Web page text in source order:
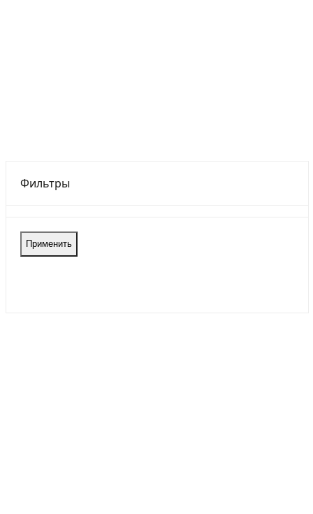
Фильтры
Применить